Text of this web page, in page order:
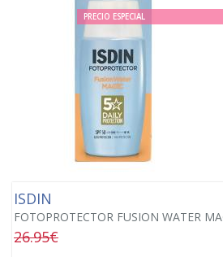
PRECIO ESPECIAL
ISDIN
FOTOPROTECTOR FUSION WATER
26.95€